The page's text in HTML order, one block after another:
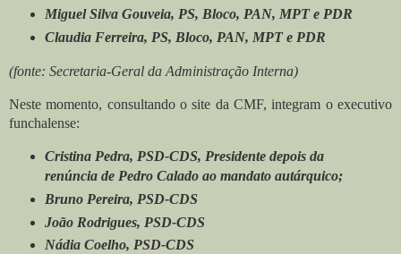
Miguel Silva Gouveia, PS, Bloco, PAN, MPT e PDR
Claudia Ferreira, PS, Bloco, PAN, MPT e PDR
(fonte: Secretaria-Geral da Administração Interna)
Neste momento, consultando o site da CMF, integram o executivo
funchalense:
Cristina Pedra, PSD-CDS, Presidente depois da
renúncia de Pedro Calado ao mandato autárquico;
Bruno Pereira, PSD-CDS
João Rodrigues, PSD-CDS
Nádia Coelho, PSD-CDS